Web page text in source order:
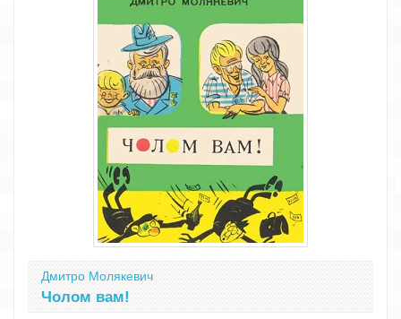
Дмитро Молякевич
Чолом вам!